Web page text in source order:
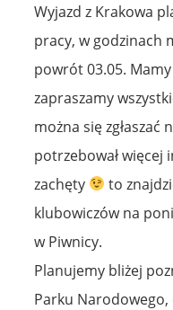
Wyjazd z Krakowa
pracy, w godzinach
powrót 03.05.
zapraszamy
można się
potrzebował
zachęty
to
klubowiczów na
w Piwnicy.
Planujemy bliżej
Parku